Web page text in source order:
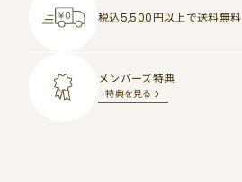
税込5,500円以上で送料無料
メンバーズ特典
特典を見る